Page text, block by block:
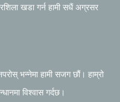
खडा गर्न हामी सधैं अग्रसर
भन्नेमा हामी सजग छौं। हाम्रो
विश्वास गर्दछ।